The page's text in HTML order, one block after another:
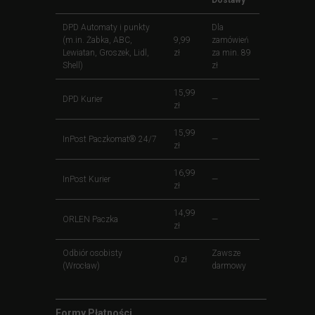
DPD Automaty i punkty
(m.in. Żabka, ABC,
Lewiatan, Groszek, Lidl,
Shell)
9,99
zł
Dla
zamówień
za min. 89
zł
DPD Kurier
15,99
zł
—
InPost Paczkomat® 24/7
15,99
zł
—
InPost Kurier
16,99
zł
—
ORLEN Paczka
14,99
zł
—
Odbiór osobisty
(Wrocław)
0 zł
Zawsze
darmowy